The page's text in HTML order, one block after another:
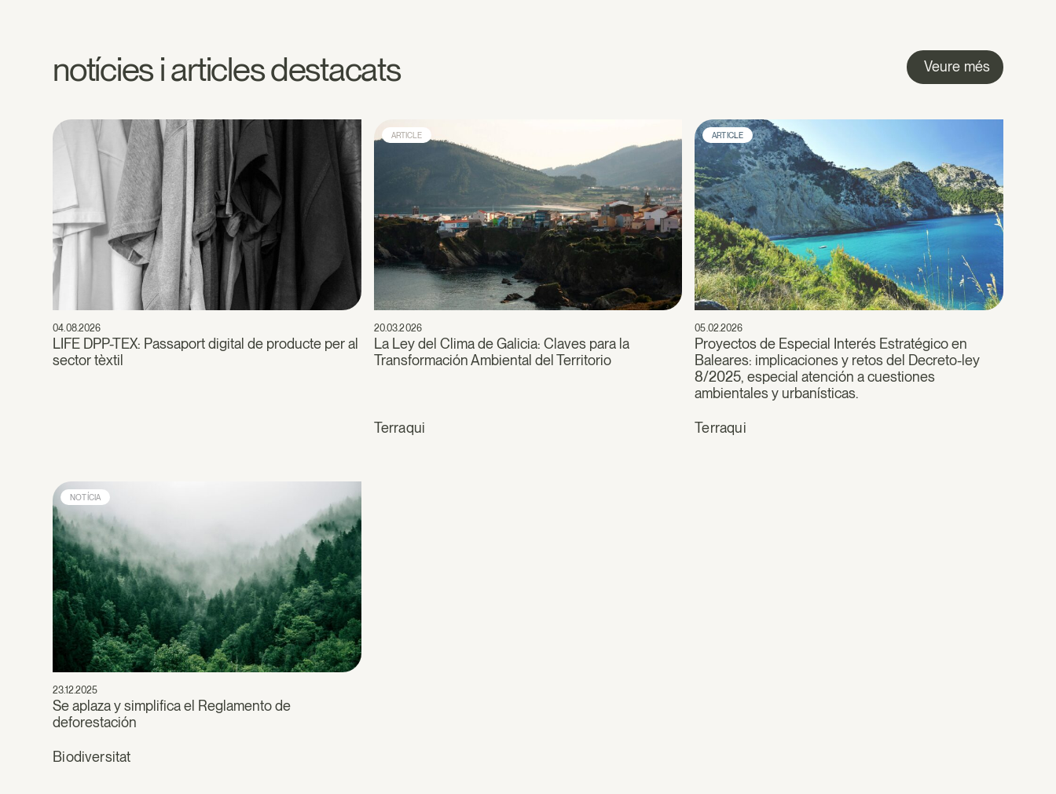
notícies i articles destacats Veure més
04.08.2026
LIFE DPP-TEX: Passaport digital de producte per al
sector tèxtil
ARTICLE
20.03.2026
La Ley del Clima de Galicia: Claves para la
Transformación Ambiental del Territorio
Terraqui
ARTICLE
05.02.2026
Proyectos de Especial Interés Estratégico en
Baleares: implicaciones y retos del Decreto-ley
8/2025, especial atención a cuestiones
ambientales y urbanísticas.
Terraqui
NOTÍCIA
23.12.2025
Se aplaza y simplifica el Reglamento de
deforestación
Biodiversitat